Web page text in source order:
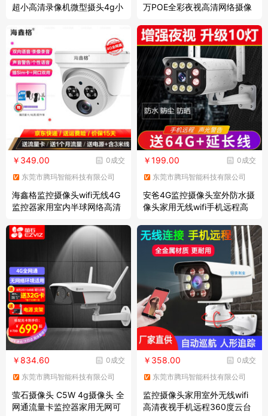
超小高清录像机微型摄头4g小
摄像机探头 wifi版强劲续航+6
4G
万POE全彩夜视高清网络摄像
远程商用监控器家用 4路 含3T
硬盘
0成交
￥349.00
东莞市腾玛智能科技有限公司
海鑫格监控摄像头wifi无线4G
监控器家用室内半球网络高清
控设备套装车载 200万1080p
【4G全网通版】 带32G内存
卡+断电续航版
0成交
￥199.00
东莞市腾玛智能科技有限公司
安爸4G监控摄像头室外防水摄
像头家用无线wifi手机远程高
讲+全彩夜视】 活动送64G监
控专用高速卡
0成交
￥834.60
东莞市腾玛智能科技有限公司
萤石摄像头 C5W 4g摄像头 全
网通流量卡监控器家用无网可
0成交
￥358.00
东莞市腾玛智能科技有限公司
监控摄像头家用室外无线wifi
高清夜视手机远程360度云台